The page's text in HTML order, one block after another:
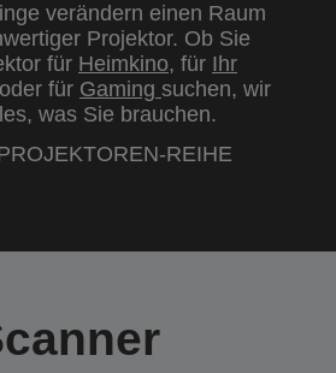
verändern einen Raum
Projektor. Ob Sie
für Heimkino, für Ihr
oder für Gaming suchen, wir
was Sie brauchen.
REIHE